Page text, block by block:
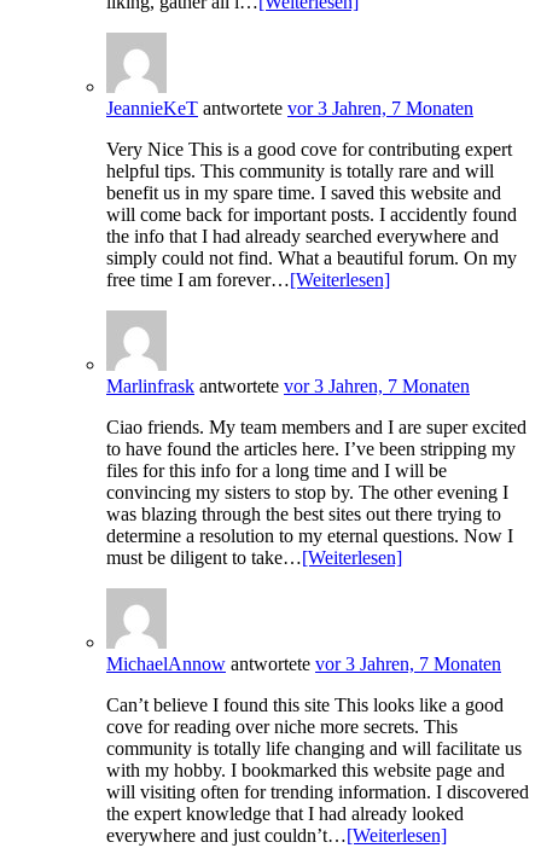
JeannieKeT antwortete vor 3 Jahren, 7 Monaten
Very Nice This is a good cove for contributing expert
helpful tips. This community is totally rare and will
benefit us in my spare time. I saved this website and
will come back for important posts. I accidently found
the info that I had already searched everywhere and
simply could not find. What a beautiful forum. On my
free time I am forever…[Weiterlesen]
Marlinfrask antwortete vor 3 Jahren, 7 Monaten
Ciao friends. My team members and I are super excited
to have found the articles here. I’ve been stripping my
files for this info for a long time and I will be
convincing my sisters to stop by. The other evening I
was blazing through the best sites out there trying to
determine a resolution to my eternal questions. Now I
must be diligent to take…[Weiterlesen]
MichaelAnnow antwortete vor 3 Jahren, 7 Monaten
Can’t believe I found this site This looks like a good
cove for reading over niche more secrets. This
community is totally life changing and will facilitate us
with my hobby. I bookmarked this website page and
will visiting often for trending information. I discovered
the expert knowledge that I had already looked
everywhere and just couldn’t…[Weiterlesen]